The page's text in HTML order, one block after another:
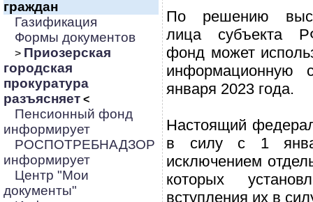
граждан
Газификация
Формы документов
> Приозерская
городская
прокуратура
разъясняет <
Пенсионный фонд
информирует
РОСПОТРЕБНАДЗОР
информирует
Центр "Мои
документы"
По решению
лица субъекта
фонд может
января 2023 года.
Настоящий
в силу с 1
исключением
которых
вступления их в